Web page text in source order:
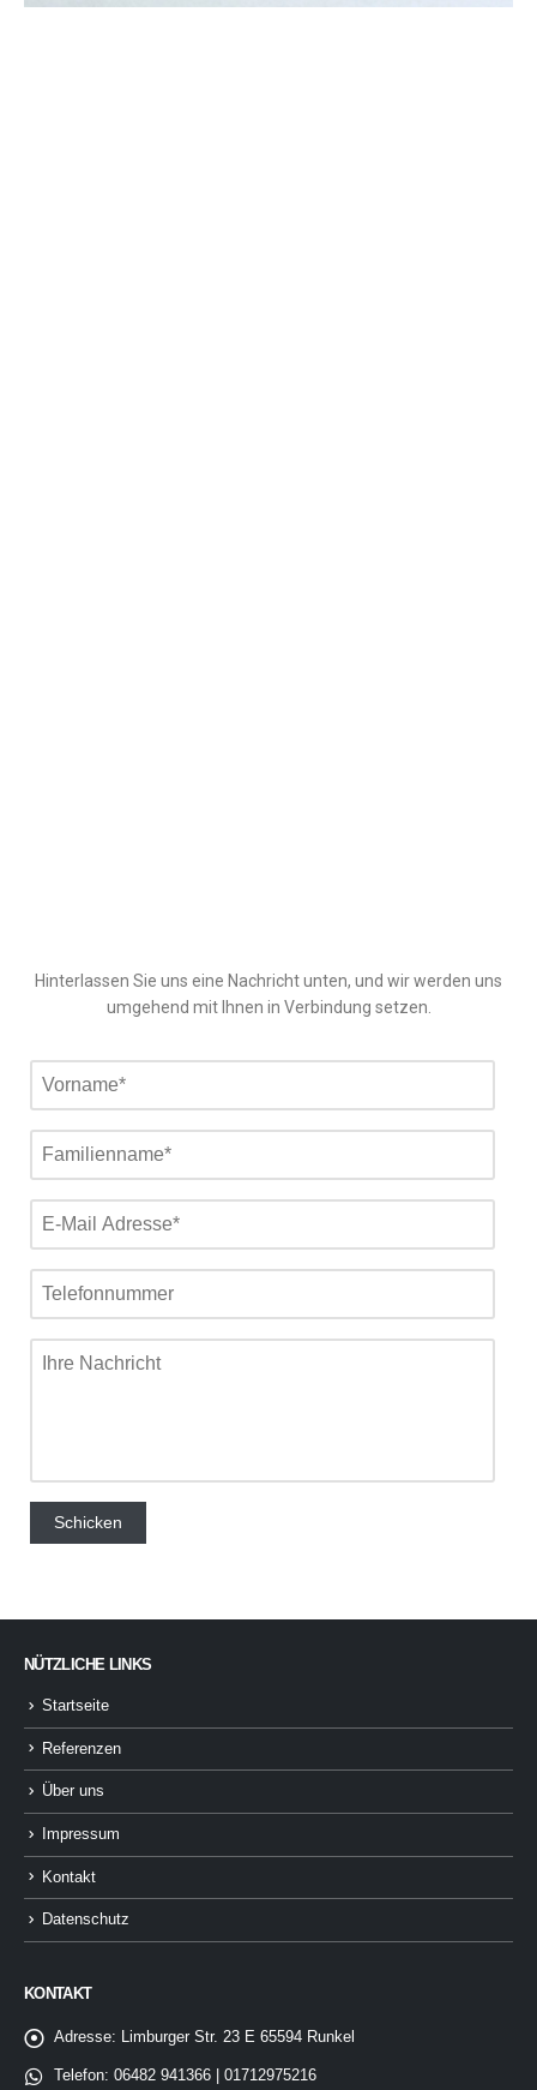
Hinterlassen Sie uns eine Nachricht unten, und wir werden uns
umgehend mit Ihnen in Verbindung setzen.
NÜTZLICHE LINKS
Startseite
Referenzen
Über uns
Impressum
Kontakt
Datenschutz
KONTAKT
Adresse: Limburger Str. 23 E 65594 Runkel
Telefon: 06482 941366 | 01712975216